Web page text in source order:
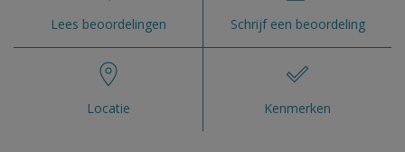
Lees beoordelingen Schrijf een beoordeling
Locatie Kenmerken